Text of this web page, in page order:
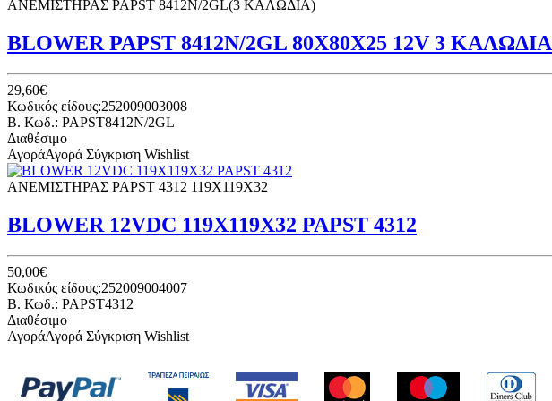
ΑΝΕΜΙΣΤΗΡΑΣ PAPST 8412N/2GL(3 ΚΑΛΩΔΙΑ)
BLOWER PAPST 8412N/2GL 80Χ80Χ25 12V 3 ΚΑΛΩΔΙΑ
29,60€
Κωδικός είδους:252009003008
B. Κωδ.: PAPST8412N/2GL
Διαθέσιμο
ΑγοράΑγορά Σύγκριση Wishlist
ΑΝΕΜΙΣΤΗΡΑΣ PAPST 4312 119Χ119Χ32
BLOWER 12VDC 119Χ119Χ32 PAPST 4312
50,00€
Κωδικός είδους:252009004007
B. Κωδ.: PAPST4312
Διαθέσιμο
ΑγοράΑγορά Σύγκριση Wishlist